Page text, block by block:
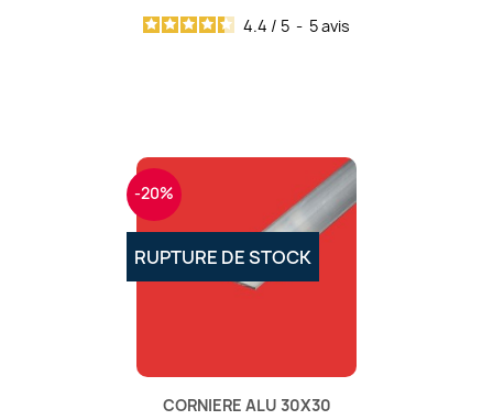
4.4 / 5 - 5avis
CORNIERE ALU 30X30
-20%
RUPTURE DE STOCK